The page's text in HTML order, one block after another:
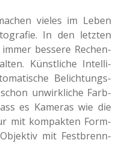
vieles im Leben
In den letz­ten
bes­se­re Rechen­
Künst­li­che Intel­li­
Belich­tungs­
unwirk­li­che Farb­
es Kame­ras wie die
mit kom­pak­ten Form­
mit Fest­brenn­